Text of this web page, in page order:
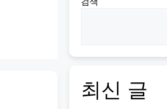
최신 글